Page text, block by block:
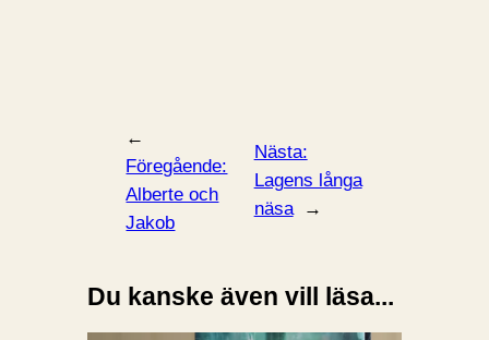
←
Föregående:
Alberte och
Jakob
Nästa:
Lagens långa
näsa
→
Du kanske även vill läsa...